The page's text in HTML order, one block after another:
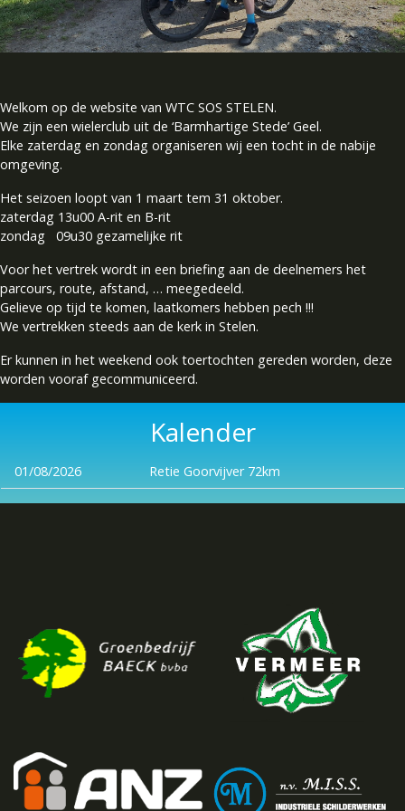
Welkom op de website van WTC SOS STELEN.
We zijn een wielerclub uit de ‘Barmhartige Stede’ Geel.
Elke zaterdag en zondag organiseren wij een tocht in de nabije
omgeving.
Het seizoen loopt van 1 maart tem 31 oktober.
zaterdag 13u00 A-rit en B-rit
zondag 09u30 gezamelijke rit
Voor het vertrek wordt in een briefing aan de deelnemers het
parcours, route, afstand, … meegedeeld.
Gelieve op tijd te komen, laatkomers hebben pech !!!
We vertrekken steeds aan de kerk in Stelen.
Er kunnen in het weekend ook toertochten gereden worden, deze
worden vooraf gecommuniceerd.
Kalender
01/08/2026 Retie Goorvijver 72km